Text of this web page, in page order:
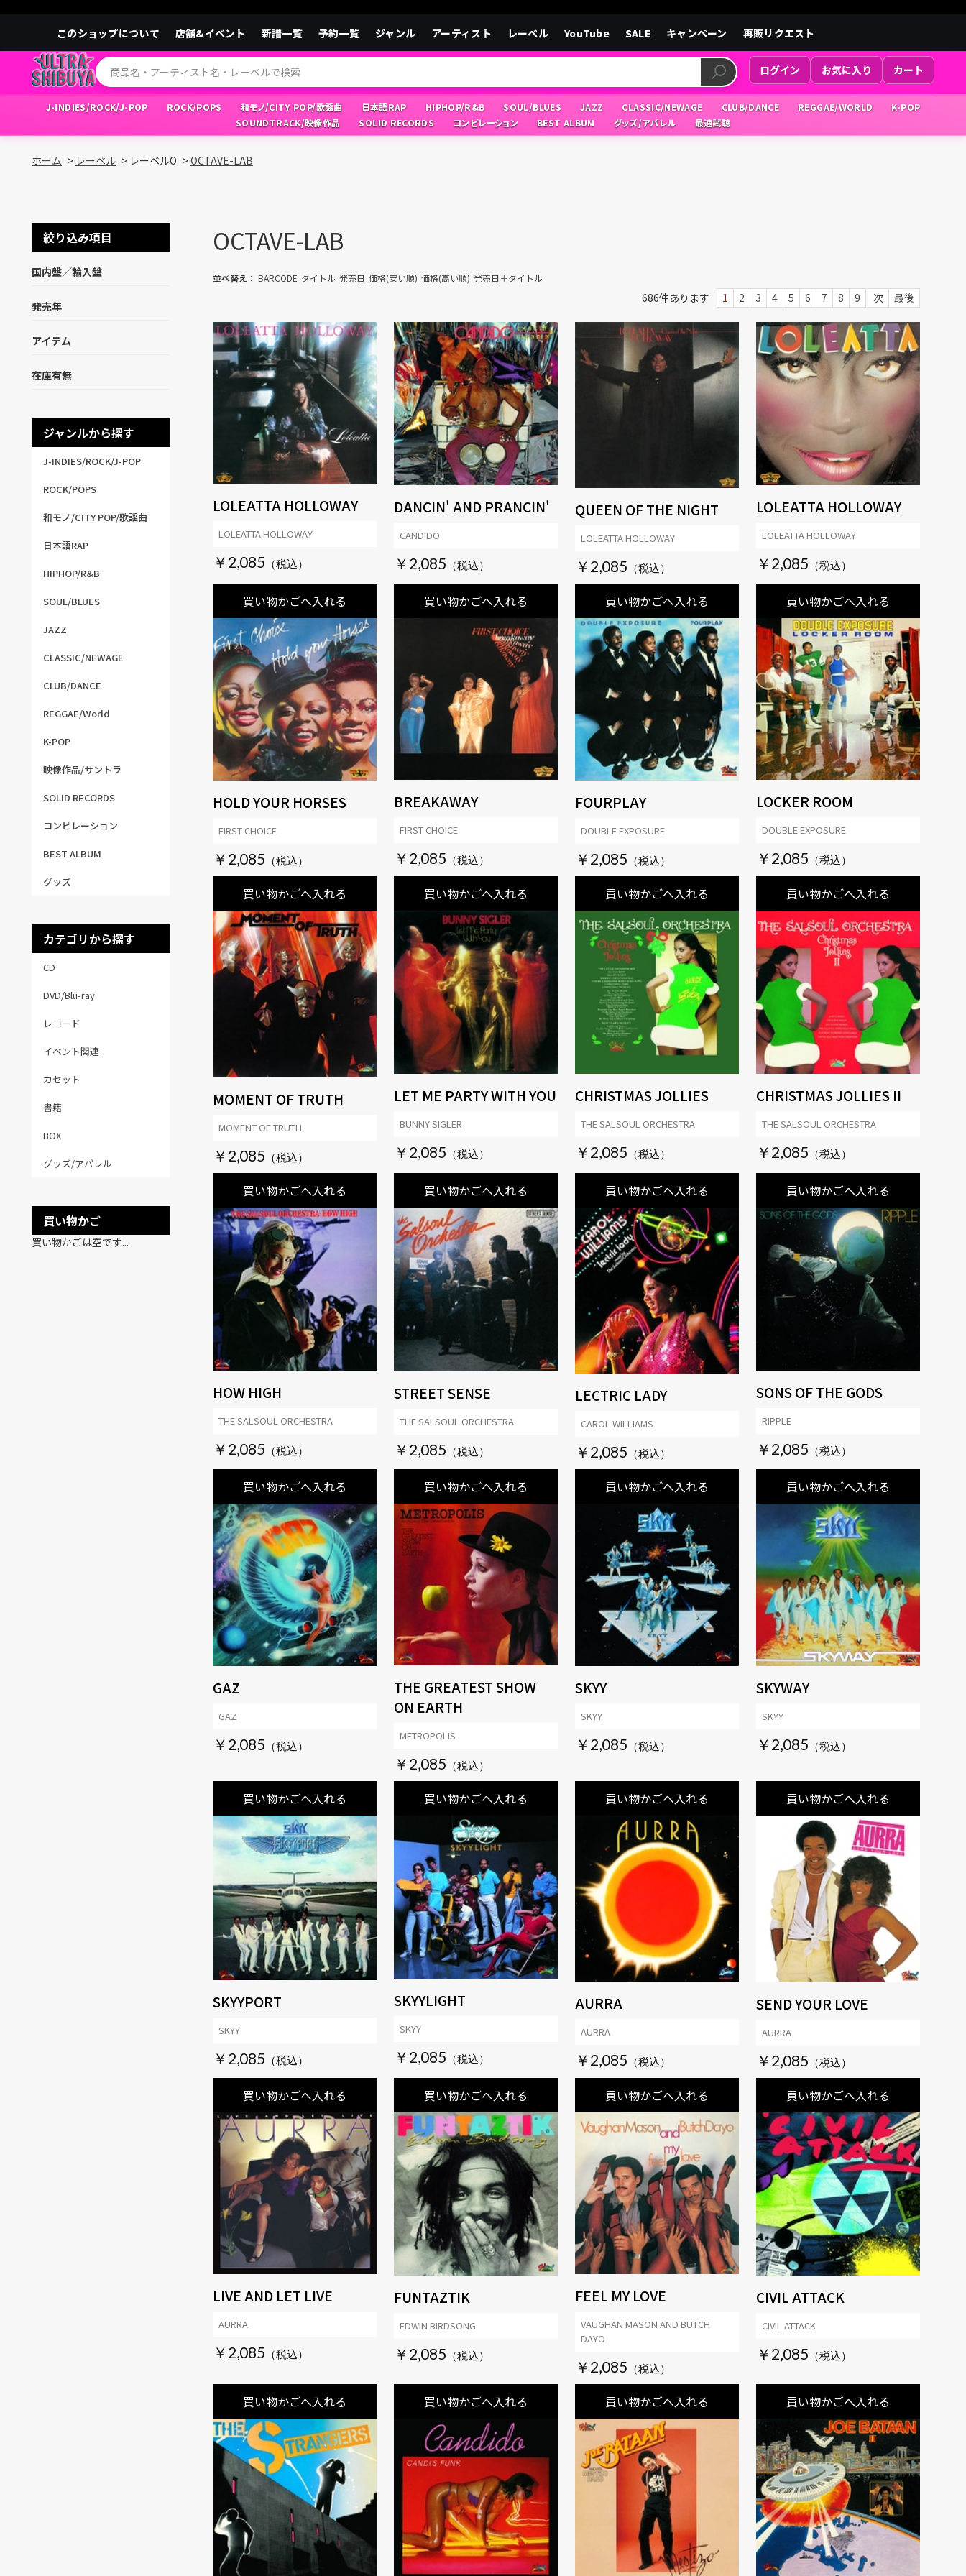
このショップについて 店舗&イベント 新譜一覧 予約一覧 ジャンル アーティスト レーベル YouTube SALE キャンペーン 再販リクエスト
ログイン お気に入り カート
J-INDIES/ROCK/J-POP ROCK/POPS 和モノ/CITY POP/歌謡曲 日本語RAP HIPHOP/R&B SOUL/BLUES JAZZ CLASSIC/NEWAGE CLUB/DANCE REGGAE/WORLD
K-POP
SOUNDTRACK/映像作品
SOLID RECORDS コンピレーション BEST ALBUM グッズ/アパレル 最速試聴
ホーム > レーベル > レーベルO >OCTAVE-LAB
絞り込み項目
国内盤／輸入盤
発売年
アイテム
在庫有無
ジャンルから探す
J-INDIES/ROCK/J-POP
ROCK/POPS
和モノ/CITY POP/歌謡曲
日本語RAP
HIPHOP/R&B
SOUL/BLUES
JAZZ
CLASSIC/NEWAGE
CLUB/DANCE
REGGAE/World
K-POP
映像作品/サントラ
SOLID RECORDS
コンピレーション
BEST ALBUM
グッズ
カテゴリから探す
CD
DVD/Blu-ray
レコード
イベント関連
カセット
書籍
BOX
グッズ/アパレル
買い物かご
買い物かごは空です...
OCTAVE-LAB
並べ替え： BARCODE タイトル 発売日 価格(安い順) 価格(高い順) 発売日＋タイトル
686件あります 1 2 3 4 5 6 7 8 9 次 最後
LOLEATTA HOLLOWAY
￥2,085
買い物かごへ入れる
LOLEATTA HOLLOWAY
DANCIN' AND PRANCIN'
￥2,085
買い物かごへ入れる
CANDIDO
QUEEN OF THE NIGHT
￥2,085
買い物かごへ入れる
LOLEATTA HOLLOWAY
LOLEATTA HOLLOWAY
￥2,085
買い物かごへ入れる
LOLEATTA HOLLOWAY
HOLD YOUR HORSES
￥2,085
買い物かごへ入れる
FIRST CHOICE
BREAKAWAY
￥2,085
買い物かごへ入れる
FIRST CHOICE
FOURPLAY
￥2,085
買い物かごへ入れる
DOUBLE EXPOSURE
LOCKER ROOM
￥2,085
買い物かごへ入れる
DOUBLE EXPOSURE
MOMENT OF TRUTH
￥2,085
買い物かごへ入れる
MOMENT OF TRUTH
LET ME PARTY WITH YOU
￥2,085
買い物かごへ入れる
BUNNY SIGLER
CHRISTMAS JOLLIES
￥2,085
買い物かごへ入れる
THE SALSOUL ORCHESTRA
CHRISTMAS JOLLIES II
￥2,085
買い物かごへ入れる
THE SALSOUL ORCHESTRA
HOW HIGH
￥2,085
買い物かごへ入れる
THE SALSOUL ORCHESTRA
STREET SENSE
￥2,085
買い物かごへ入れる
THE SALSOUL ORCHESTRA
LECTRIC LADY
￥2,085
買い物かごへ入れる
CAROL WILLIAMS
SONS OF THE GODS
￥2,085
買い物かごへ入れる
RIPPLE
GAZ
￥2,085
買い物かごへ入れる
GAZ
THE GREATEST SHOW
ON EARTH
￥2,085
買い物かごへ入れる
METROPOLIS
SKYY
￥2,085
買い物かごへ入れる
SKYY
SKYWAY
￥2,085
買い物かごへ入れる
SKYY
SKYYPORT
￥2,085
買い物かごへ入れる
SKYY
SKYYLIGHT
￥2,085
買い物かごへ入れる
SKYY
AURRA
￥2,085
買い物かごへ入れる
AURRA
SEND YOUR LOVE
￥2,085
買い物かごへ入れる
AURRA
LIVE AND LET LIVE
￥2,085
買い物かごへ入れる
AURRA
FUNTAZTIK
￥2,085
買い物かごへ入れる
EDWIN BIRDSONG
FEEL MY LOVE
￥2,085
買い物かごへ入れる
VAUGHAN MASON AND BUTCH
DAYO
CIVIL ATTACK
￥2,085
買い物かごへ入れる
CIVIL ATTACK